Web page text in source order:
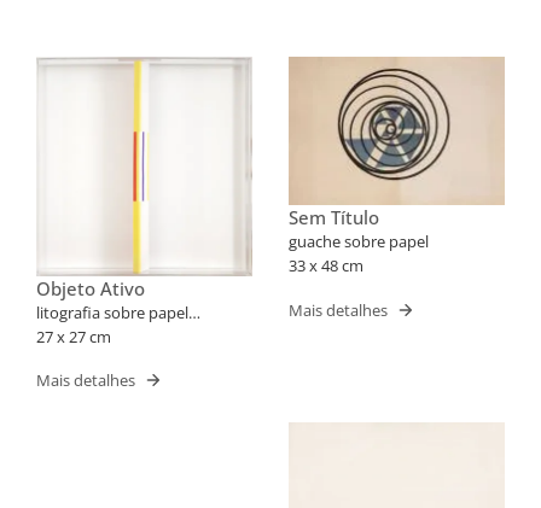
Objeto Ativo
litografia sobre papel
schoeller dobrado
27 x 27 cm
Mais detalhes
Sem Título
guache sobre papel
33 x 48 cm
Mais detalhes